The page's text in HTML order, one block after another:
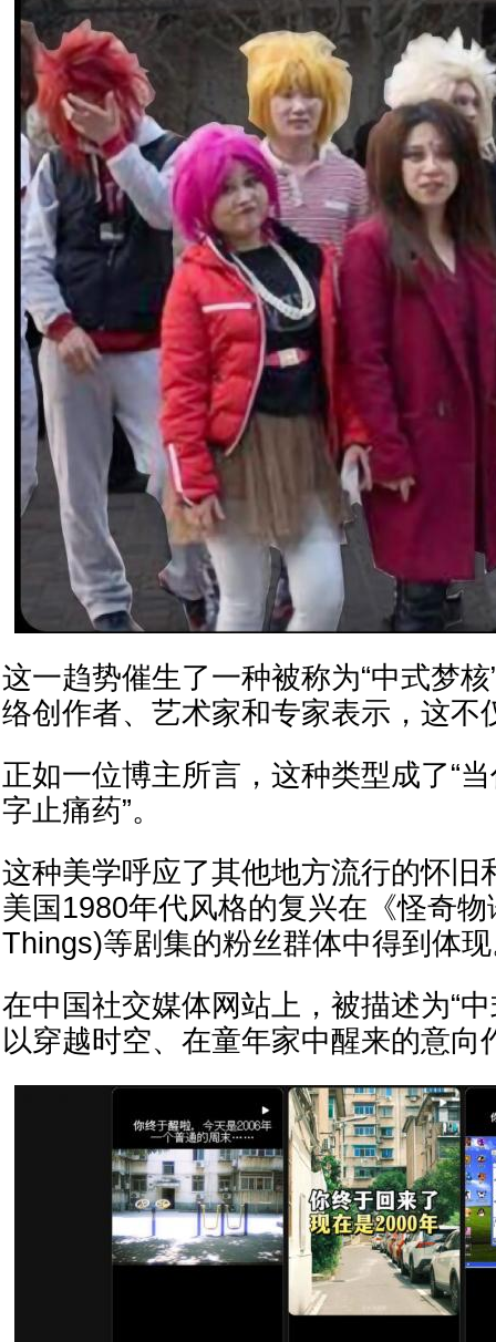
这一趋势催生了一种被称为“中式梦
络创作者、艺术家和专家表示，这不
正如一位博主所言，这种类型成了“
字止痛药”。
这种美学呼应了其他地方流行的怀旧
美国1980年代风格的复兴在《怪奇
Things)等剧集的粉丝群体中得到体
在中国社交媒体网站上，被描述为“
以穿越时空、在童年家中醒来的意向